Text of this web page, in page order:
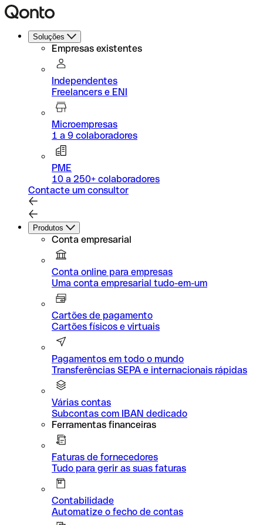
Soluções
Empresas existentes
Independentes
Freelancers e ENI
Microempresas
1 a 9 colaboradores
PME
10 a 250+ colaboradores
Contacte um consultor
Produtos
Conta empresarial
Conta online para empresas
Uma conta empresarial tudo-em-um
Cartões de pagamento
Cartões físicos e virtuais
Pagamentos em todo o mundo
Transferências SEPA e internacionais rápidas
Várias contas
Subcontas com IBAN dedicado
Ferramentas financeiras
Faturas de fornecedores
Tudo para gerir as suas faturas
Contabilidade
Automatize o fecho de contas